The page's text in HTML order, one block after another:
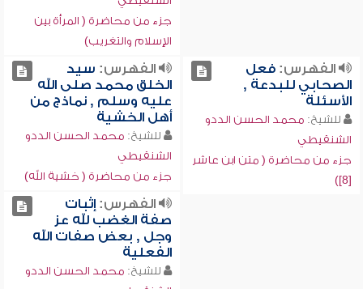
جزء من محاضرة ( المرأة بين
الإسلام والتغريب)
الفهرس:فعل
الصحابي للبدعة ,
الأسئلة
للشيخ: محمد الحسن الددو
الشنقيطي
جزء من محاضرة ( متن ابن عاشر
[8])
الفهرس: سيد
الخلق محمد صلى الله
عليه وسلم , نماذج من
أهل الخشية
للشيخ: محمد الحسن الددو
الشنقيطي
جزء من محاضرة ( خشية الله)
الفهرس:إثبات
صفة الغضب لله عز
وجل , بعض صفات الله
الفعلية
للشيخ: محمد الحسن الددو